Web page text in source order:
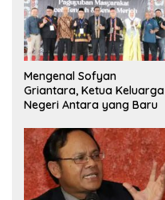
Mengenal Sofyan
Griantara, Ketua Keluarga
Negeri Antara yang Baru